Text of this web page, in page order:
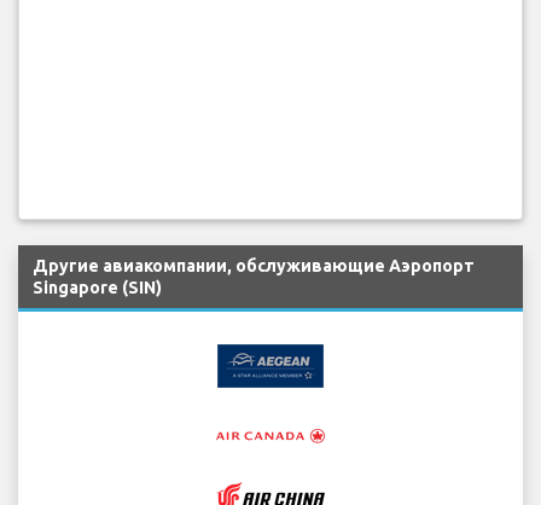
Другие авиакомпании, обслуживающие Аэропорт
Singapore (SIN)